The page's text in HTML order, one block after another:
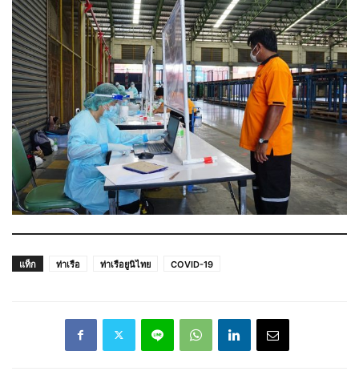
แท็ก ท่าเรือ ท่าเรือยูนิไทย COVID-19